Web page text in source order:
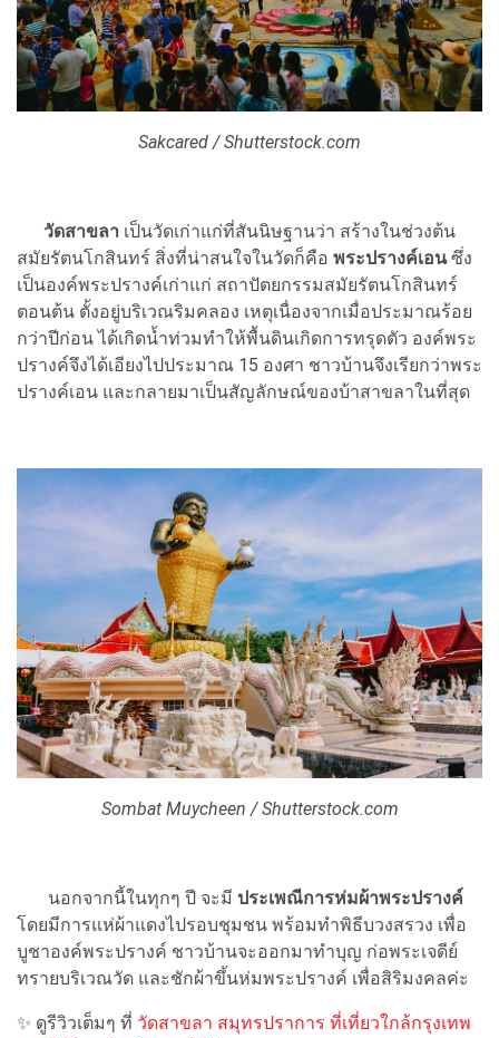
Sakcared / Shutterstock.com
วัดสาขลา เป็นวัดเก่าแก่ที่สันนิษฐานว่า สร้างในช่วงต้น
สมัยรัตนโกสินทร์ สิ่งที่น่าสนใจในวัดก็คือ พระปรางค์เอนซึ่ง
เป็นองค์พระปรางค์เก่าแก่ สถาปัตยกรรมสมัยรัตนโกสินทร์
ตอนต้น ตั้งอยู่บริเวณริมคลอง เหตุเนื่องจากเมื่อประมาณร้อย
กว่าปีก่อน ได้เกิดน้ำท่วมทำให้พื้นดินเกิดการทรุดตัว องค์พระ
ปรางค์จึงได้เอียงไปประมาณ 15 องศา ชาวบ้านจึงเรียกว่าพระ
ปรางค์เอน และกลายมาเป็นสัญลักษณ์ของบ้าสาขลาในที่สุด
Sombat Muycheen / Shutterstock.com
นอกจากนี้ในทุกๆ ปี จะมี ประเพณีการห่มผ้าพระปรางค์
โดยมีการแห่ผ้าแดงไปรอบชุมชน พร้อมทำพิธีบวงสรวง เพื่อ
บูชาองค์พระปรางค์ ชาวบ้านจะออกมาทำบุญ ก่อพระเจดีย์
ทรายบริเวณวัด และชักผ้าขึ้นห่มพระปรางค์ เพื่อสิริมงคลค่ะ
✨ ดูรีวิวเต็มๆ ที่ วัดสาขลา สมุทรปราการ ที่เที่ยวใกล้กรุงเทพ